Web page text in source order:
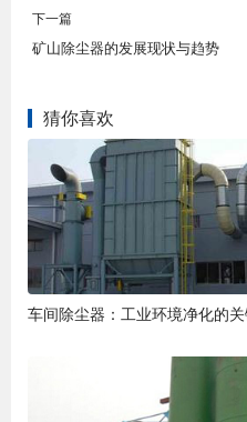
下一篇
矿山除尘器的发展现状与趋势
猜你喜欢
车间除尘器：工业环境净化的